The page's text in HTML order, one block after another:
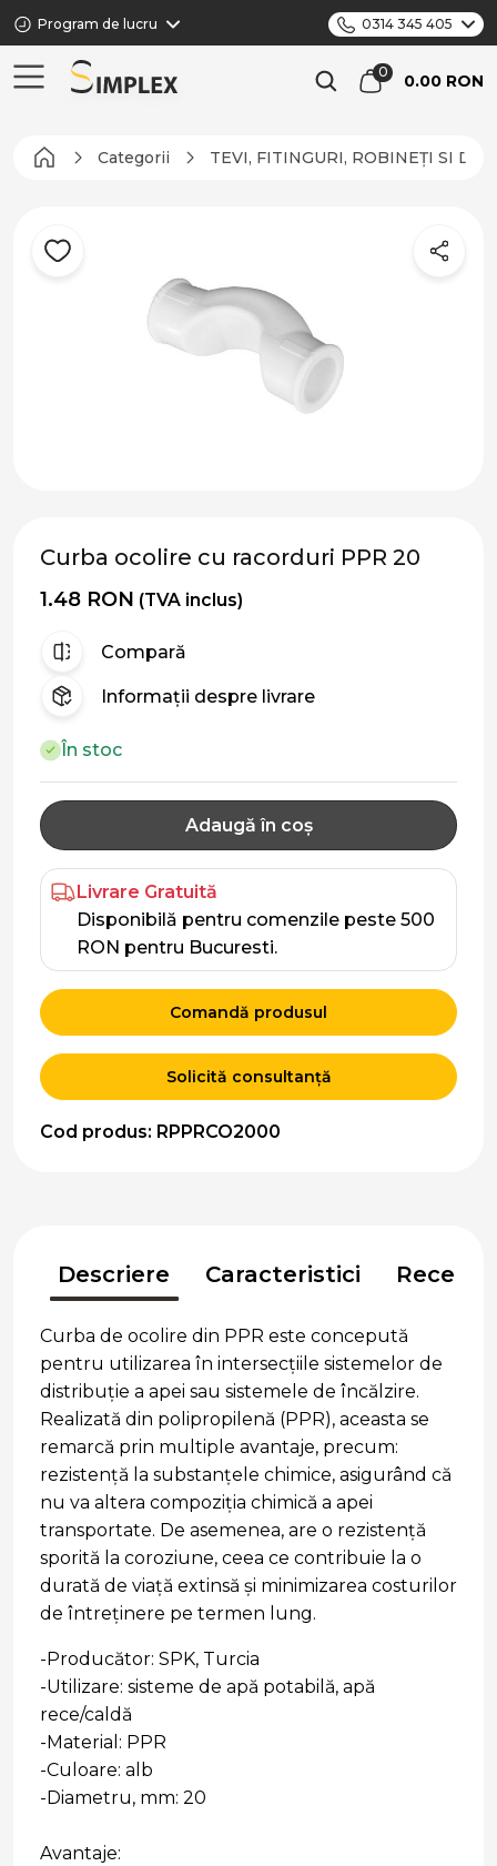
Program de lucru 0314 345 405
0.00 RON
Categorii TEVI, FITINGURI, ROBINEȚI SI
Curba ocolire cu racorduri PPR 20
1.48 RON (TVA inclus)
Compară
Informații despre livrare
În stoc
Adaugă în coș
Livrare Gratuită
Disponibilă pentru comenzile peste 500
RON pentru Bucuresti.
Comandă produsul
Solicită consultanță
Cod produs: RPPRCO2000
Descriere Caracteristici
Curba de ocolire din PPR este concepută
pentru utilizarea în intersecțiile sistemelor de
distribuție a apei sau sistemele de încălzire.
Realizată din polipropilenă (PPR), aceasta se
remarcă prin multiple avantaje, precum:
rezistență la substanțele chimice, asigurând că
nu va altera compoziția chimică a apei
transportate. De asemenea, are o rezistență
sporită la coroziune, ceea ce contribuie la o
durată de viață extinsă și minimizarea costurilor
de întreținere pe termen lung.
-Producător: SPK, Turcia
-Utilizare: sisteme de apă potabilă, apă
rece/caldă
-Material: PPR
-Culoare: alb
-Diametru, mm: 20
Avantaje: